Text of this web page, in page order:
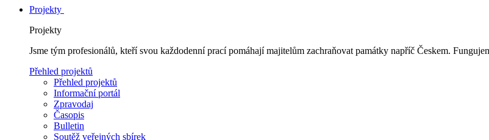
Projekty
Projekty
Jsme tým profesionálů, kteří svou každodenní prací pomáhají majitelům zachraňovat památky napříč Českem.
Přehled projektů
Přehled projektů
Informační portál
Zpravodaj
Časopis
Bulletin
Soutěž veřejných sbírek